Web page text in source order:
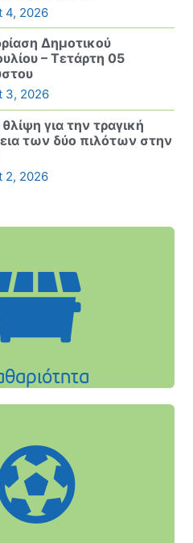
4, 2026
Δημοτικού
– Τετάρτη 05
3, 2026
για την τραγική
των δύο πιλότων στην
2, 2026